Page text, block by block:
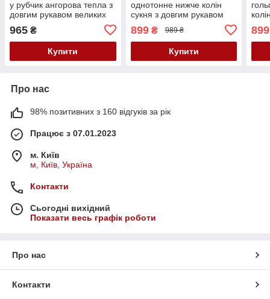
у рубчик ангорова тепла з
довгим рукавом великих
965 ₴
Купити
однотонне нижче колін
сукня з довгим рукавом
чорне базова
899₴ 989 ₴
Купити
899
Про нас
98% позитивних з 160 відгуків за рік
Працює з 07.01.2023
м. Київ
м, Київ, Україна
Контакти
Сьогодні вихідний
Показати весь графік роботи
Про нас
Контакти